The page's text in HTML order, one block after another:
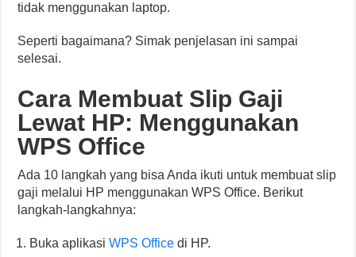
tidak menggunakan laptop.
Seperti bagaimana? Simak penjelasan ini sampai
selesai.
Cara Membuat Slip Gaji
Lewat HP: Menggunakan
WPS Office
Ada 10 langkah yang bisa Anda ikuti untuk membuat slip
gaji melalui HP menggunakan WPS Office. Berikut
langkah-langkahnya:
Buka aplikasiWPS Office di HP.